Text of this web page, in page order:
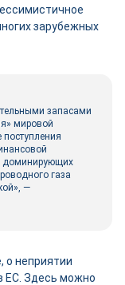
зарубежных
запасами
мировой
доминирующих
газа
—
о неприятии
ЕС. Здесь можно